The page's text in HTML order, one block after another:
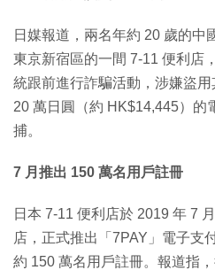
日媒報道，兩名年約 20 歲的中
東京新宿區的一間 7-11 便利店
統跟前進行詐騙活動，涉嫌盜
20 萬日圓（約 HK$14,445）的
捕。
7 月推出 150 萬名用戶註冊
日本 7-11 便利店於 2019 年 7
店，正式推出「7PAY」電子支
約 150 萬名用戶註冊。報道指，